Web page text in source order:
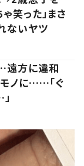
笑った」まさ
ないヤツ
遠方に違和
モノに……「ぐ